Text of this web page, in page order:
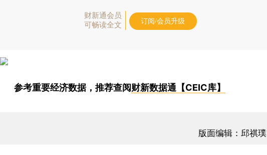
财新通会员
可畅读全文
订阅/会员升级
参考重要经济数据，推荐查阅财新数据通【CEIC库】
版面编辑：邱祺璞